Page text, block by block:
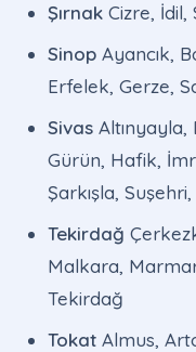
Şırnak Cizre, İdil,
Sinop Ayancık,
Erfelek, Gerze,
Sivas
Gürün, Hafik,
Şarkışla,
Tekirdağ
Malkara,
Tekirdağ
Tokat Almus,